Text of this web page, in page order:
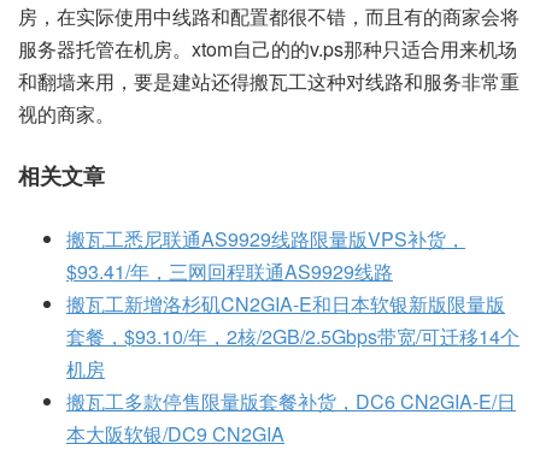
房，在实际使用中线路和配置都很不错，而且有的商家会将
服务器托管在机房。xtom自己的的v.ps那种只适合用来机场
和翻墙来用，要是建站还得搬瓦工这种对线路和服务非常重
视的商家。
相关文章
搬瓦工悉尼联通AS9929线路限量版VPS补货，
$93.41/年，三网回程联通AS9929线路
搬瓦工新增洛杉矶CN2GIA-E和日本软银新版限量版
套餐，$93.10/年，2核/2GB/2.5Gbps带宽/可迁移14个
机房
搬瓦工多款停售限量版套餐补货，DC6 CN2GIA-E/日
本大阪软银/DC9 CN2GIA